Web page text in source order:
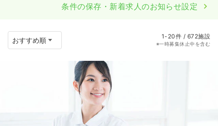
条件の保存・新着求人のお知らせ設定
1-20件 / 672施設
※一時募集休止中を含む